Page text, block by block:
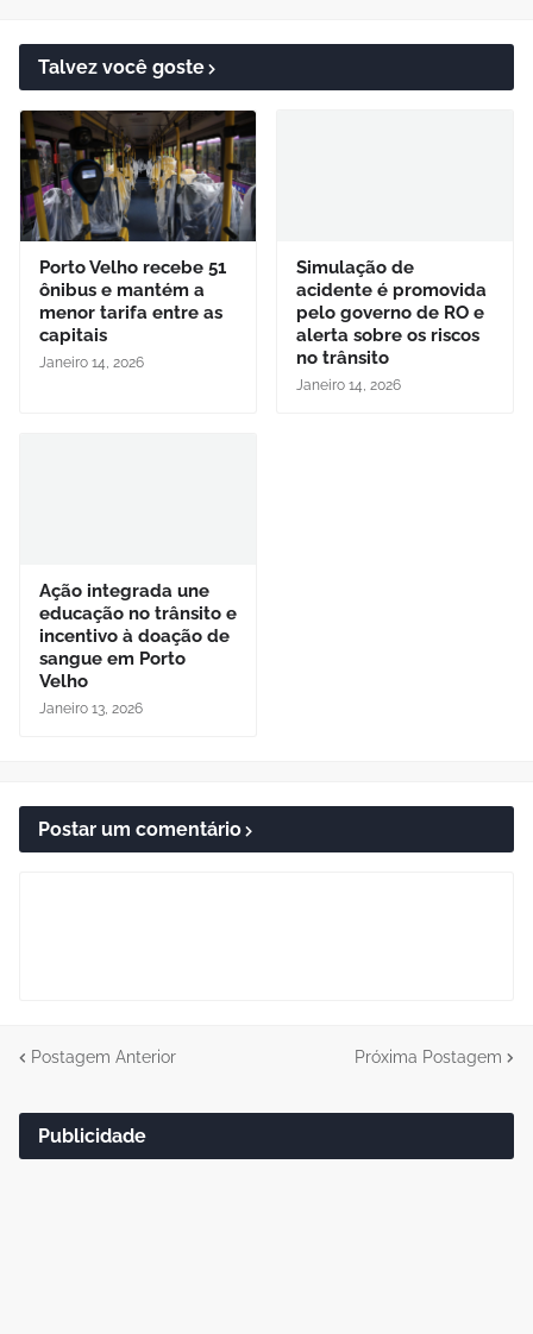
Talvez você goste
Porto Velho recebe 51
ônibus e mantém a
menor tarifa entre as
capitais
Janeiro 14, 2026
Simulação de
acidente é promovida
pelo governo de RO e
alerta sobre os riscos
no trânsito
Janeiro 14, 2026
Ação integrada une
educação no trânsito e
incentivo à doação de
sangue em Porto
Velho
Janeiro 13, 2026
Postar um comentário
Postagem Anterior Próxima Postagem
Publicidade